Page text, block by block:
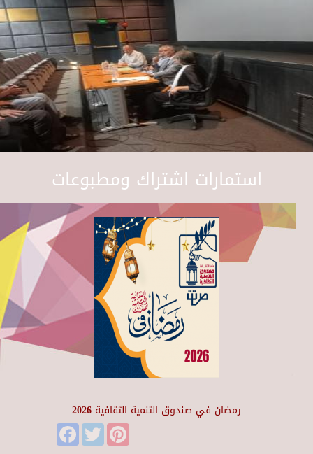
استمارات اشتراك ومطبوعات
رمضان في صندوق التنمية الثقافية 2026
FacebookTwitter